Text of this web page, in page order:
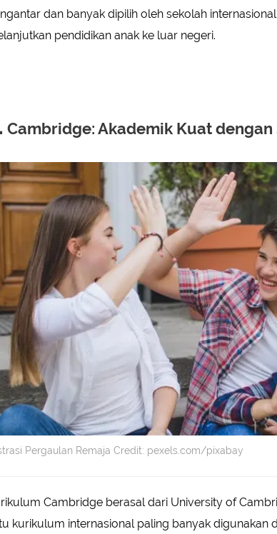
dan banyak dipilih oleh sekolah
pendidikan anak ke luar negeri.
Cambridge: Akademik Kuat
Pergaulan Remaja Credit: pexels.com/pixabay
Cambridge berasal dari University of
kurikulum internasional paling banyak digunakan